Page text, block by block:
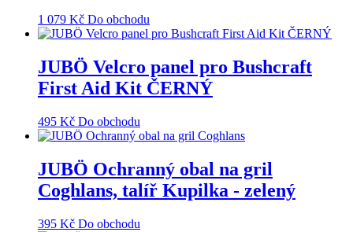
1 079 Kč Do obchodu
JUBÖ Velcro panel pro Bushcraft
First Aid Kit ČERNÝ
495 Kč Do obchodu
JUBÖ Ochranný obal na gril
Coghlans, talíř Kupilka - zelený
395 Kč Do obchodu